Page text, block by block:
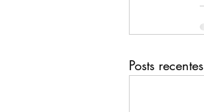
Posts recentes